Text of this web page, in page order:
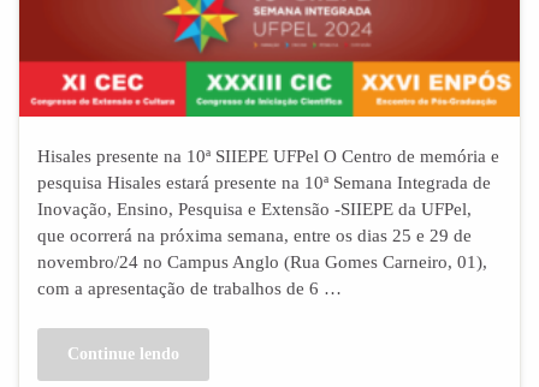
Hisales presente na 10ª SIIEPE UFPel O Centro de memória e
pesquisa Hisales estará presente na 10ª Semana Integrada de
Inovação, Ensino, Pesquisa e Extensão -SIIEPE da UFPel,
que ocorrerá na próxima semana, entre os dias 25 e 29 de
novembro/24 no Campus Anglo (Rua Gomes Carneiro, 01),
com a apresentação de trabalhos de 6 …
Continue lendo